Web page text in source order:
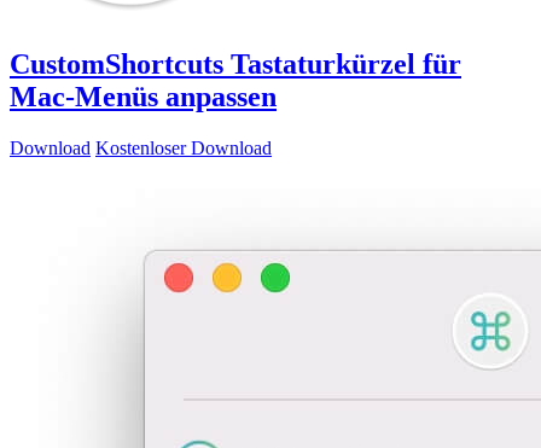
CustomShortcuts Tastaturkürzel für
Mac-Menüs anpassen
Download Kostenloser Download